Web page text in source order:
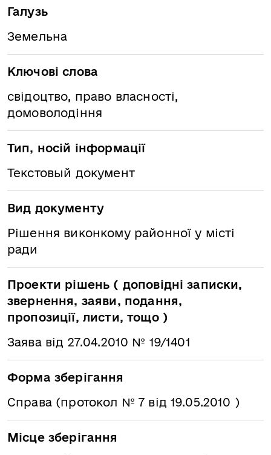
Галузь
Земельна
Ключові слова
свідоцтво, право власності,
домоволодіння
Тип, носій інформації
Текстовый документ
Вид документу
Рішення виконкому районної у місті
ради
Проекти рішень ( доповідні записки,
звернення, заяви, подання,
пропозиції, листи, тощо )
Заява від 27.04.2010 № 19/1401
Форма зберігання
Справа (протокол № 7 від 19.05.2010 )
Місце зберігання